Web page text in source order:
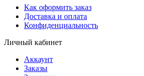
Как оформить заказ
Доставка и оплата
Конфиденциальность
Личный кабинет
Аккаунт
Заказы